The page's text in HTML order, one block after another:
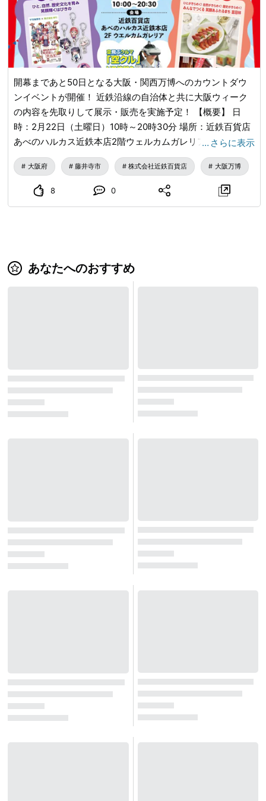
開幕まであと50日となる大阪・関西万博へのカウントダウ
ンイベントが開催！ 近鉄沿線の自治体と共に大阪ウィーク
の内容を先取りして展示・販売を実施予定！ 【概要】 日
時：2月22日（土曜日）10時～20時30分 場所：近鉄百貨店
あべのハルカス近鉄本店2階ウェルカムガレリア 藤井寺市の
ほか、八尾市・東大阪市・羽曳野市・富田林市が出展！ ※都
合により、プログラム内容が変更になる場合がありますの
で、ご了承ください。 是非お越しください！
… さらに表示
大阪府 藤井寺市 株式会社近鉄百貨店 大阪万博
8 0
あなたへのおすすめ